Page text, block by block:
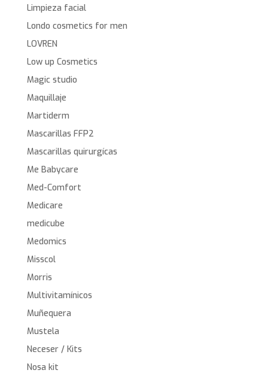
Limpieza facial
Londo cosmetics for men
LOVREN
Low up Cosmetics
Magic studio
Maquillaje
Martiderm
Mascarillas FFP2
Mascarillas quirurgícas
Me Babycare
Med-Comfort
Medicare
medicube
Medomics
Misscol
Morris
Multivitamínicos
Muñequera
Mustela
Neceser / Kits
Nosa kit